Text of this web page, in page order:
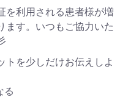
を利用される患者様が増
ます。いつもご協力いた
トを少しだけお伝えしよ
る